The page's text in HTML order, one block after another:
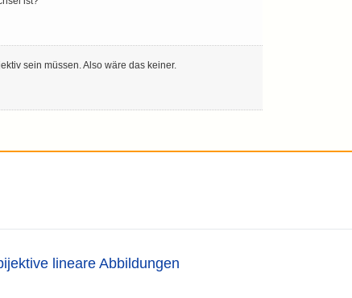
sein müssen. Also wäre das keiner.
lineare Abbildungen